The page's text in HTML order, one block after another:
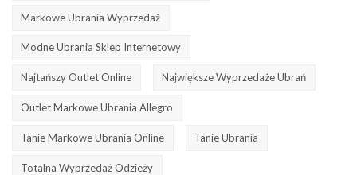
Markowe Ubrania Wyprzedaż
Modne Ubrania Sklep Internetowy
Najtańszy Outlet Online Największe Wyprzedaże Ubrań
Outlet Markowe Ubrania Allegro
Tanie Markowe Ubrania Online Tanie Ubrania
Totalna Wyprzedaż Odzieży